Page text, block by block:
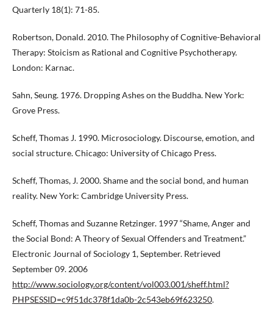
Quarterly 18(1): 71-85.
Robertson, Donald. 2010. The Philosophy of Cognitive-Behavioral
Therapy: Stoicism as Rational and Cognitive Psychotherapy.
London: Karnac.
Sahn, Seung. 1976. Dropping Ashes on the Buddha. New York:
Grove Press.
Scheff, Thomas J. 1990. Microsociology. Discourse, emotion, and
social structure. Chicago: University of Chicago Press.
Scheff, Thomas, J. 2000. Shame and the social bond, and human
reality. New York: Cambridge University Press.
Scheff, Thomas and Suzanne Retzinger. 1997 “Shame, Anger and
the Social Bond: A Theory of Sexual Offenders and Treatment.”
Electronic Journal of Sociology 1, September. Retrieved
September 09. 2006
http://www.sociology.org/content/vol003.001/sheff.html?
PHPSESSID=c9f51dc378f1da0b-2c543eb69f623250.